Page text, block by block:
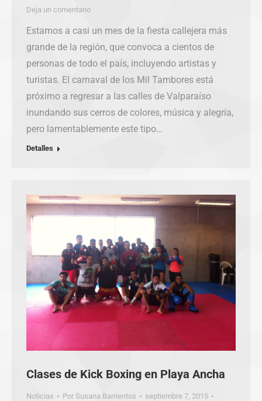
Deja un comentario
Estamos a casi un mes de la fiesta callejera más
grande de la región, que convoca a cientos de
personas de todo el país, incluyendo artistas y
turistas. El carnaval de los Mil Tambores está
próximo a regresar a las calles de Valparaíso
inundando sus cerros de colores, música y alegría,
pero lamentablemente este tipo…
Detalles
Clases de Kick Boxing en Playa Ancha
Noticias Por Susana Barrientos septiembre 7, 2015